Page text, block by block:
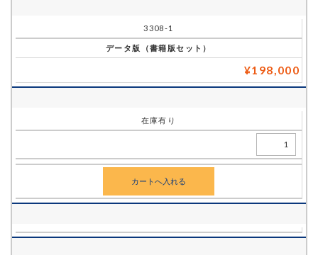
在
庫
量
位
3308-1
データ版（書籍版セット）
¥198,000
在庫有り